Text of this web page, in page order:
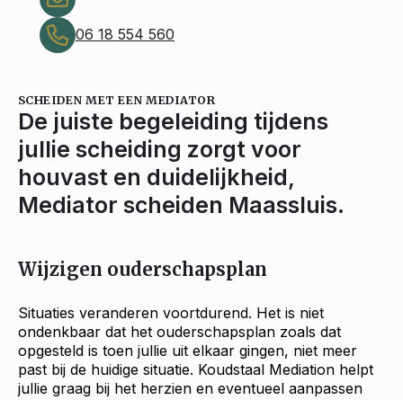
06 18 554 560
SCHEIDEN MET EEN MEDIATOR
De juiste begeleiding tijdens
jullie scheiding zorgt voor
houvast en duidelijkheid,
Mediator scheiden Maassluis.
Wijzigen ouderschapsplan
Situaties veranderen voortdurend. Het is niet
ondenkbaar dat het ouderschapsplan zoals dat
opgesteld is toen jullie uit elkaar gingen, niet meer
past bij de huidige situatie. Koudstaal Mediation helpt
jullie graag bij het herzien en eventueel aanpassen